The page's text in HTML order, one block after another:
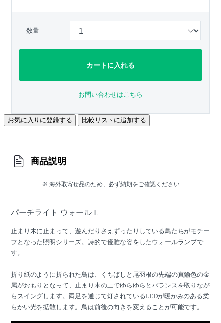
数量
カートに入れる
お問い合わせはこちら
お気に入りに登録する 比較リストに追加する
商品説明
※ 海外取寄せ品のため、必ず納期をご確認ください
パーチライト ウォール L
止まり木に止まって、遊んだりさえずったりしている鳥たちがモチー
フとなった照明シリーズ。詩的で優雅な姿をしたウォールランプで
す。
折り紙のように折られた鳥は、くちばしと尾羽根の先端の真鍮色の金
属がおもりとなって、止まり木の上でゆらゆらとバランスを取りなが
らスイングします。両足を通じて灯されているLEDが暖かみのある柔
らかい光を拡散します。鳥は前後の向きを変えることが可能です。